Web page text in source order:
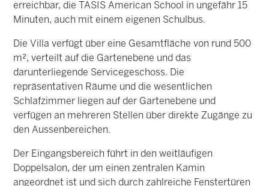
erreichbar, die TASIS American School in ungefähr 15
Minuten, auch mit einem eigenen Schulbus.
Die Villa verfügt über eine Gesamtfläche von rund 500
m², verteilt auf die Gartenebene und das
darunterliegende Servicegeschoss. Die
repräsentativen Räume und die wesentlichen
Schlafzimmer liegen auf der Gartenebene und
verfügen an mehreren Stellen über direkte Zugänge zu
den Aussenbereichen.
Der Eingangsbereich führt in den weitläufigen
Doppelsalon, der um einen zentralen Kamin
angeordnet ist und sich durch zahlreiche Fenstertüren